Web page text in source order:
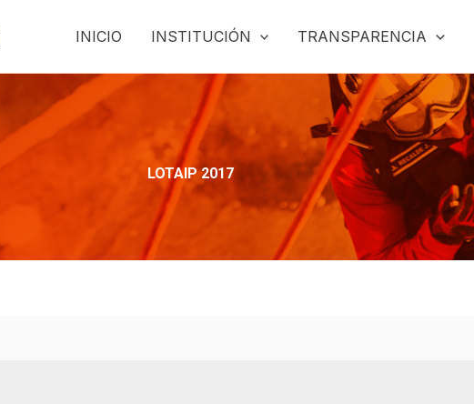
INICIO INSTITUCIÓN TRANSPARENCIA
LOTAIP 2017